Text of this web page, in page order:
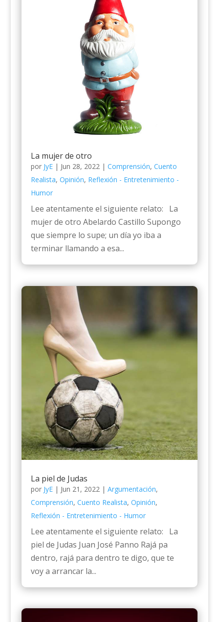
La mujer de otro
por JyE| Jun 28, 2022| Comprensión, Cuento
Realista, Opinión, Reflexión - Entretenimiento -
Humor
Lee atentamente el siguiente relato: La
mujer de otro Abelardo Castillo Supongo
que siempre lo supe; un día yo iba a
terminar llamando a esa...
La piel de Judas
por JyE| Jun 21, 2022 | Argumentación,
Comprensión, Cuento Realista, Opinión,
Reflexión - Entretenimiento - Humor
Lee atentamente el siguiente relato: La
piel de Judas Juan José Panno Rajá pa
dentro, rajá para dentro te digo, que te
voy a arrancar la...